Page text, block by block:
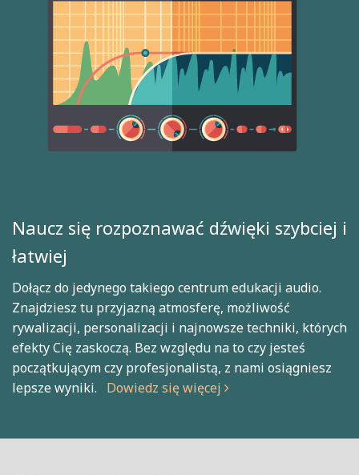
Naucz się rozpoznawać dźwięki szybciej i
łatwiej
Dołącz do jedynego takiego centrum edukacji audio.
Znajdziesz tu przyjazną atmosferę, możliwość
rywalizacji, personalizacji i najnowsze techniki, których
efekty Cię zaskoczą. Bez względu na to czy jesteś
początkującym czy profesjonalistą, z nami osiągniesz
lepsze wyniki. Dowiedz się więcej